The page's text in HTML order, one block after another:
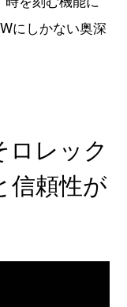
にしかない奥深
ロレック
信頼性が